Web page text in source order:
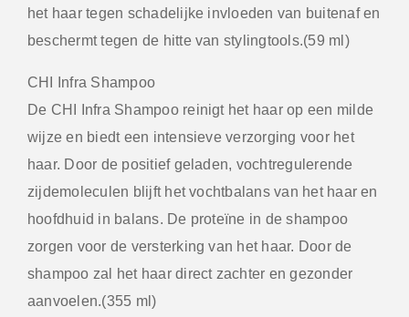
het haar tegen schadelijke invloeden van buitenaf en
beschermt tegen de hitte van stylingtools.(59 ml)
CHI Infra Shampoo
De CHI Infra Shampoo reinigt het haar op een milde
wijze en biedt een intensieve verzorging voor het
haar. Door de positief geladen, vochtregulerende
zijdemoleculen blijft het vochtbalans van het haar en
hoofdhuid in balans. De proteïne in de shampoo
zorgen voor de versterking van het haar. Door de
shampoo zal het haar direct zachter en gezonder
aanvoelen.(355 ml)